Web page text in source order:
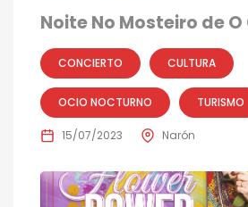
Noite No Mosteiro de
CONCIERTO CULTURA
OCIO NOCTURNO TURISMO
15/07/2023 Narón